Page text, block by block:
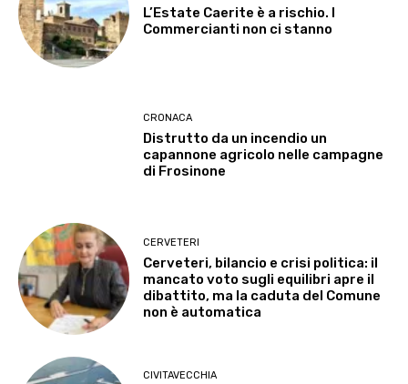
L’Estate Caerite è a rischio. I
Commercianti non ci stanno
CRONACA
Distrutto da un incendio un
capannone agricolo nelle campagne
di Frosinone
CERVETERI
Cerveteri, bilancio e crisi politica: il
mancato voto sugli equilibri apre il
dibattito, ma la caduta del Comune
non è automatica
CIVITAVECCHIA